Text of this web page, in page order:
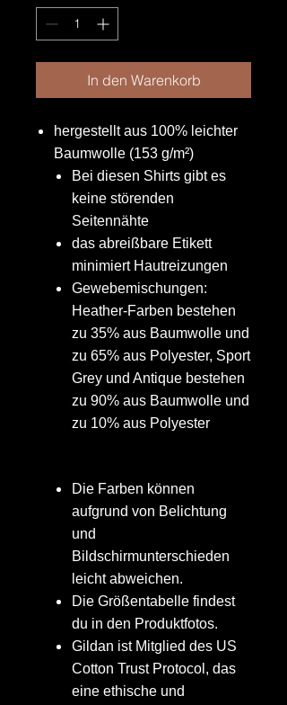
In den Warenkorb
hergestellt aus 100% leichter
Baumwolle (153 g/m²)
Bei diesen Shirts gibt es
keine störenden
Seitennähte
das abreißbare Etikett
minimiert Hautreizungen
Gewebemischungen:
Heather-Farben bestehen
zu 35% aus Baumwolle und
zu 65% aus Polyester, Sport
Grey und Antique bestehen
zu 90% aus Baumwolle und
zu 10% aus Polyester
Die Farben können
aufgrund von Belichtung
und
Bildschirmunterschieden
leicht abweichen.
Die Größentabelle findest
du in den Produktfotos.
Gildan ist Mitglied des US
Cotton Trust Protocol, das
eine ethische und